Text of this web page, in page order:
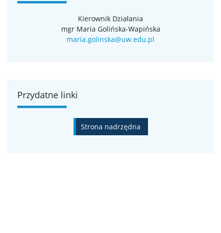
zł, Wydział Nauk Ekonomicznych
„1st German-Polish PhD Summer School in
Economics” – 133 235,54 zł, Wydział Nauk
Chemical Measurements: Production and
„Summer School in Humanities and Social
Sciences – Asynchronous Histories Conceptual
Kierownik Działania
mgr Maria Golińska-Wapińska
maria.golinska@uw.edu.pl
Przydatne linki
Strona nadrzędna